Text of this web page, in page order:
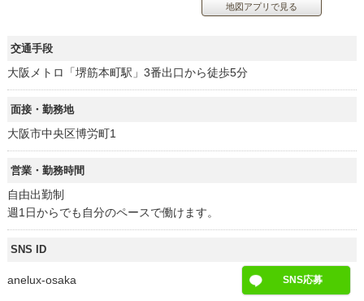
地図アプリで見る
交通手段
大阪メトロ「堺筋本町駅」3番出口から徒歩5分
面接・勤務地
大阪市中央区博労町1
営業・勤務時間
自由出勤制
週1日からでも自分のペースで働けます。
SNS ID
anelux-osaka SNS応募